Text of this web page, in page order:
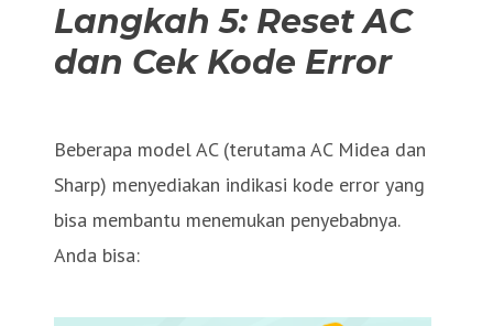
Langkah 5: Reset AC
dan Cek Kode Error
Beberapa model AC (terutama AC Midea dan
Sharp) menyediakan indikasi kode error yang
bisa membantu menemukan penyebabnya.
Anda bisa: